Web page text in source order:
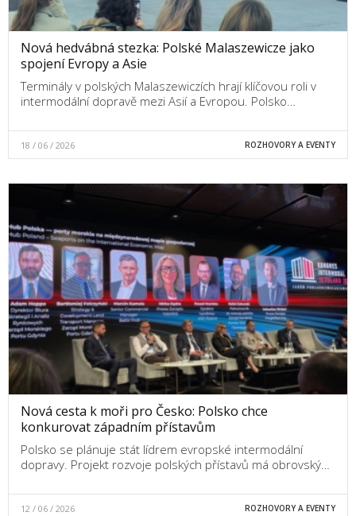
Nová hedvábná stezka: Polské Malaszewicze jako
spojení Evropy a Asie
Terminály v polských Malaszewiczích hrají klíčovou roli v
intermodální dopravě mezi Asií a Evropou. Polsko…
18 / 06 / 2026 ROZHOVORY A EVENTY
Nová cesta k moři pro Česko: Polsko chce
konkurovat západním přístavům
Polsko se plánuje stát lídrem evropské intermodální
dopravy. Projekt rozvoje polských přístavů má obrovský…
12 / 06 / 2026 ROZHOVORY A EVENTY